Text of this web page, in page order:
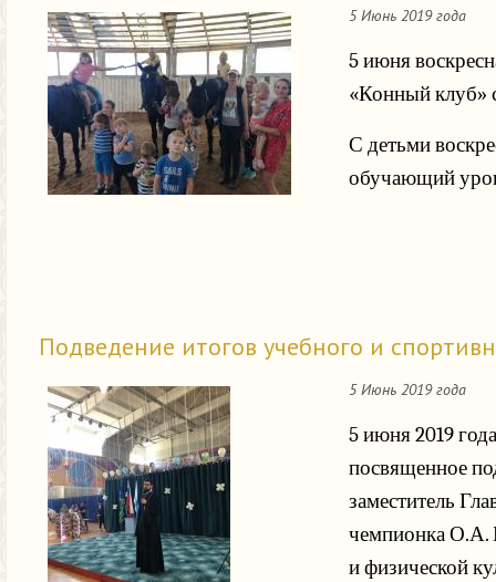
5 Июнь 2019 года
5 июня
«Конный клуб»
С детьми
обучающий
Подведение итогов учебного и
5 Июнь 2019 года
5 июня 2019
посвященное
заместитель
чемпионка О.А.
и физической